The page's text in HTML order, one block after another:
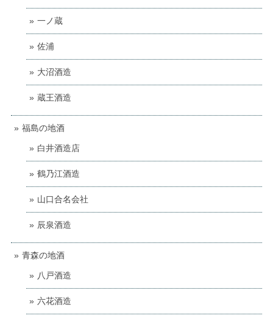
一ノ蔵
佐浦
大沼酒造
蔵王酒造
福島の地酒
白井酒造店
鶴乃江酒造
山口合名会社
辰泉酒造
青森の地酒
八戸酒造
六花酒造